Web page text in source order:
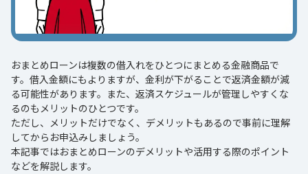
おまとめローンは複数の借入れをひとつにまとめる金融商品で
す。借入金額にもよりますが、金利が下がることで返済金額が減
る可能性があります。また、返済スケジュールが管理しやすくな
るのもメリットのひとつです。
ただし、メリットだけでなく、デメリットもあるので事前に理解
してからお申込みしましょう。
本記事ではおまとめローンのデメリットや活用する際のポイント
などを解説します。